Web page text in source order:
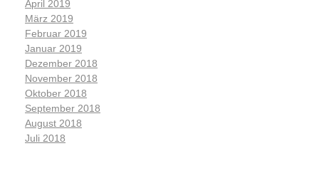
April 2019
März 2019
Februar 2019
Januar 2019
Dezember 2018
November 2018
Oktober 2018
September 2018
August 2018
Juli 2018